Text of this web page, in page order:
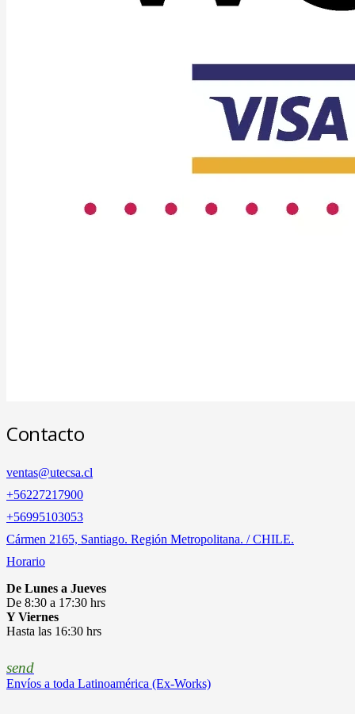
Contacto
ventas@utecsa.cl
+56227217900
‎+56995103053
Cármen 2165, Santiago. Región Metropolitana. / CHILE.
Horario
De Lunes a Jueves
De 8:30 a 17:30 hrs
Y Viernes
Hasta las 16:30 hrs
send
Envíos a toda Latinoamérica (Ex-Works)